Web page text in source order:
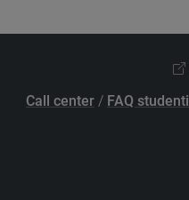
Call center / FAQ studenti